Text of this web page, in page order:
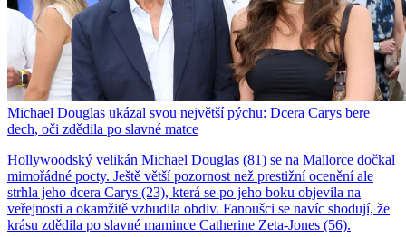
Michael Douglas ukázal svou největší pýchu: Dcera Carys bere
dech, oči zdědila po slavné matce
Hollywoodský velikán Michael Douglas (81) se na Mallorce dočkal
mimořádné pocty. Ještě větší pozornost než prestižní ocenění ale
strhla jeho dcera Carys (23), která se po jeho boku objevila na
veřejnosti a okamžitě vzbudila obdiv. Fanoušci se navíc shodují, že
krásu zdědila po slavné mamince Catherine Zeta-Jones (56).